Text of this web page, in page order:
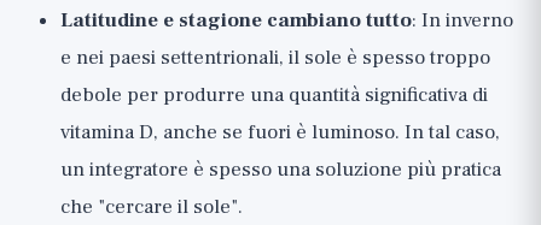
Latitudine e stagione cambiano tutto: In inverno
e nei paesi settentrionali, il sole è spesso troppo
debole per produrre una quantità significativa di
vitamina D, anche se fuori è luminoso. In tal caso,
un integratore è spesso una soluzione più pratica
che "cercare il sole".